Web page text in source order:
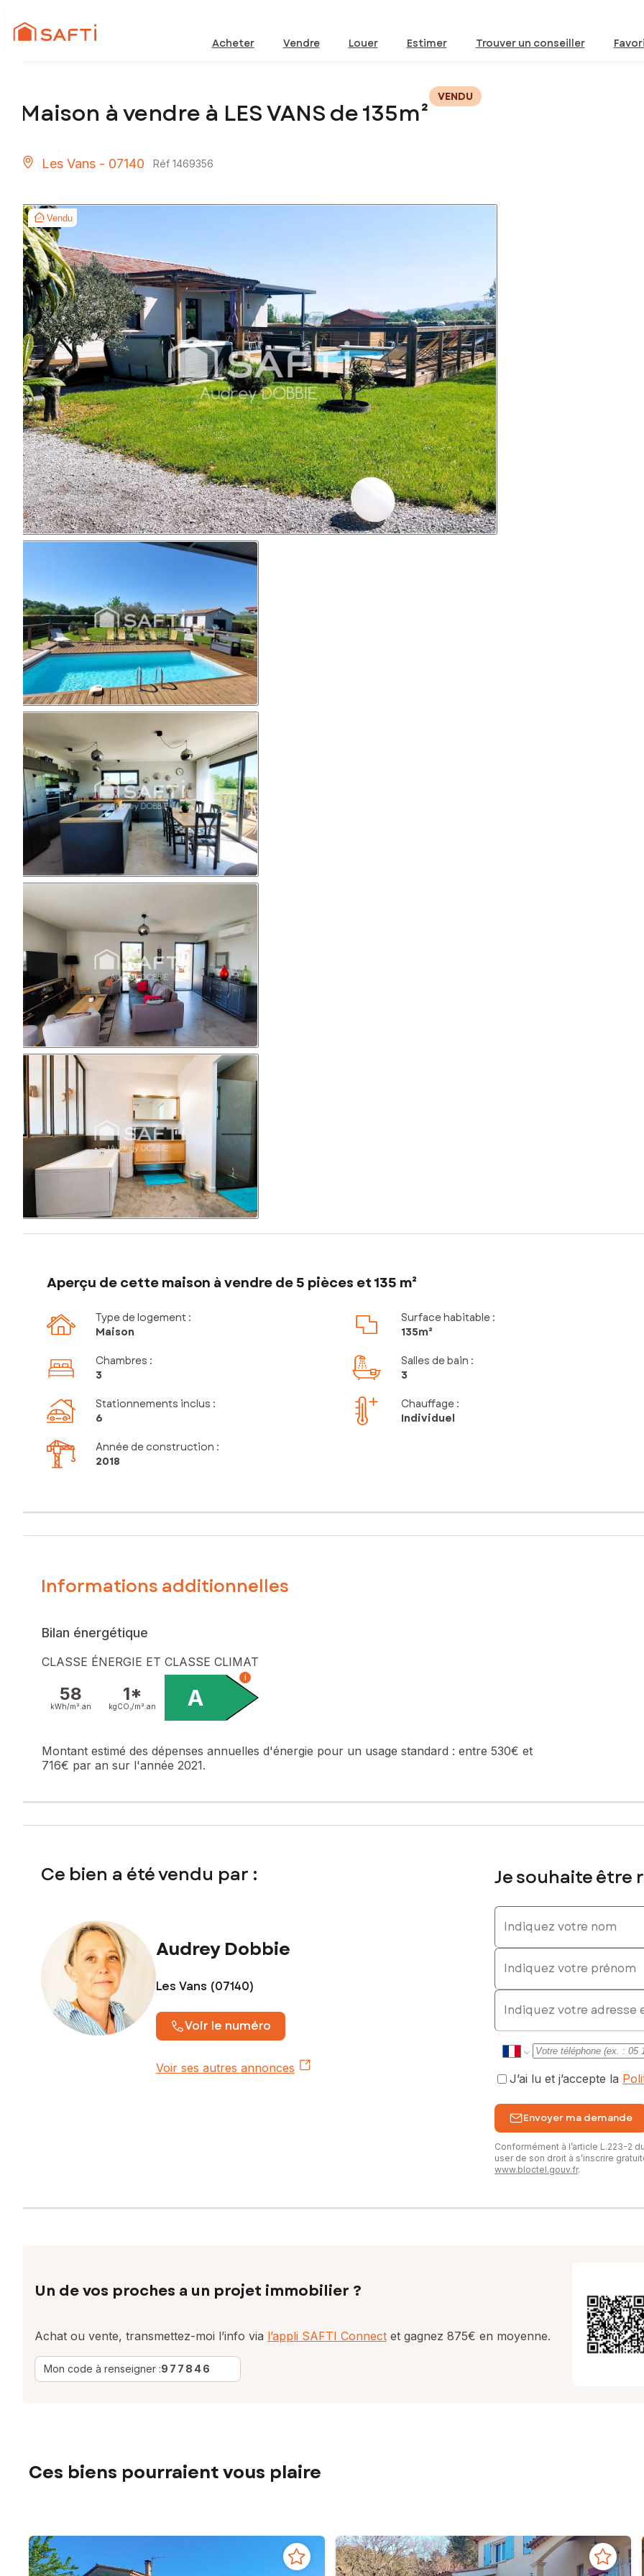
Acheter Vendre Louer Estimer Trouver un conseiller
Maison à vendre à LES VANS de 135m²
VENDU
Les Vans - 07140 Réf 1469356
Vendu
Aperçu de cette maison à vendre de 5 pièces et 135 m²
Type de logement :
Maison
Surface habitable :
135m²
Chambres :
3
Salles de bain :
3
Stationnements inclus :
6
Chauffage :
Individuel
Année de construction :
2018
Informations additionnelles
Bilan énergétique
CLASSE ÉNERGIE ET CLASSE CLIMAT
58
kWh/m². an
1*
kgCO₂/m². an A
i
Montant estimé des dépenses annuelles d'énergie pour un usage standard : entre 530€ et
716€ par an sur l'année 2021.
Ce bien a été vendu par :
Audrey Dobbie
Les Vans (07140)
Voir le numéro
Voir ses autres annonces
Je souhaite être
Indiquez votre nom
Indiquez votre prénom
E-mail
J’ai lu et j’accepte la
Envoyer ma demande
Conformément à l’article L.223-2
user de son droit à s’inscrire
www.bloctel.gouv.fr.
Un de vos proches a un projet immobilier ?
Achat ou vente, transmettez-moi l’info via l’appli SAFTI Connect et gagnez 875€ en moyenne.
Mon code à renseigner :977846
Ces biens pourraient vous plaire